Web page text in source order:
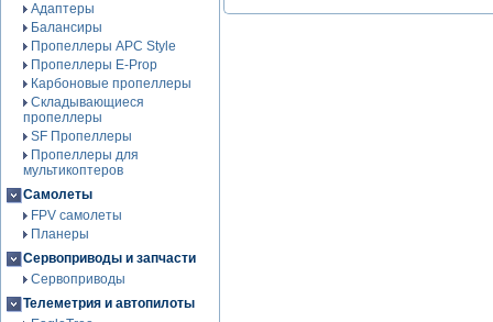
Адаптеры
Балансиры
Пропеллеры APC Style
Пропеллеры E-Prop
Карбоновые пропеллеры
Складывающиеся
пропеллеры
SF Пропеллеры
Пропеллеры для
мультикоптеров
Самолеты
FPV самолеты
Планеры
Сервоприводы и запчасти
Сервоприводы
Телеметрия и автопилоты